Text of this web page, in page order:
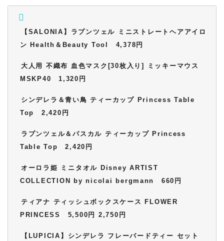
【SALONIA】ラプンツェル ミニストレートヘアアイロ
ン Health＆Beauty Tool 4,378円
大人用 不織布 血色マスク[30枚入り] ミッキーマウス
MSKP40 1,320円
シンデレラ＆青い鳥 ティーカップ Princess Table
Top 2,420円
ラプンツェル＆パスカル ティーカップ Princess
Table Top 2,420円
オーロラ姫 ミニタオル Disney ARTIST
COLLECTION by nicolai bergmann 660円
ティアナ ティッシュボックスケース FLOWER
PRINCESS 5,500円 2,750円
【LUPICIA】シンデレラ フレーバードティー セット